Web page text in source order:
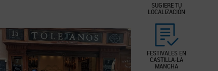
SUGIERE TU
LOCALIZACIÓN
FESTIVALES EN
CASTILLA-LA
MANCHA